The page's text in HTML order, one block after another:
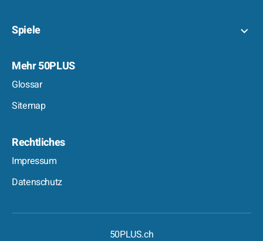
Spiele
Mehr 50PLUS
Glossar
Sitemap
Rechtliches
Impressum
Datenschutz
50PLUS.ch